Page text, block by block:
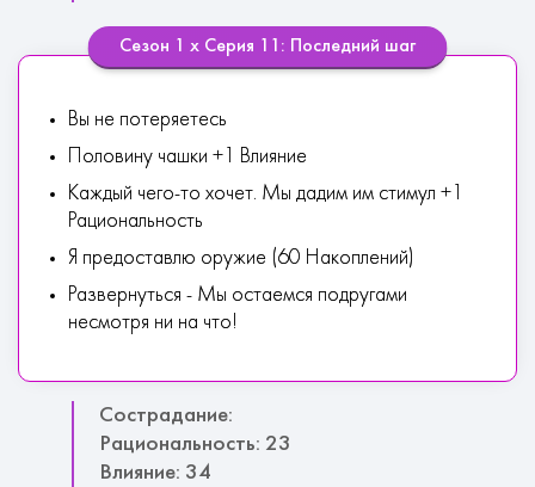
Сезон 1 х Серия 11: Последний шаг
Вы не потеряетесь
Половину чашки +1 Влияние
Каждый чего-то хочет. Мы дадим им стимул +1
Рациональность
Я предоставлю оружие (60 Накоплений)
Развернуться - Мы остаемся подругами
несмотря ни на что!
Сострадание:
Рациональность: 23
Влияние: 34